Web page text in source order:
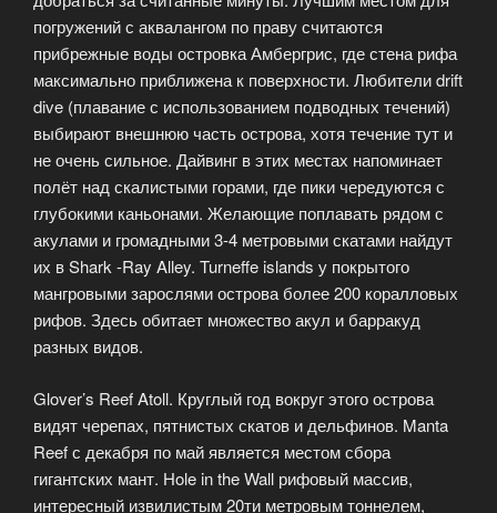
погружений с аквалангом по праву считаются
прибрежные воды островка Амбергрис, где стена рифа
максимально приближена к поверхности. Любители drift
dive (плавание с использованием подводных течений)
выбирают внешнюю часть острова, хотя течение тут и
не очень сильное. Дайвинг в этих местах напоминает
полёт над скалистыми горами, где пики чередуются с
глубокими каньонами. Желающие поплавать рядом с
акулами и громадными 3-4 метровыми скатами найдут
их в Shark -Ray Alley. Turneffe islands у покрытого
мангровыми зарослями острова более 200 коралловых
рифов. Здесь обитает множество акул и барракуд
разных видов.
Glover’s Reef Atoll. Круглый год вокруг этого острова
видят черепах, пятнистых скатов и дельфинов. Manta
Reef с декабря по май является местом сбора
гигантских мант. Hole in the Wall рифовый массив,
интересный извилистым 20ти метровым тоннелем,